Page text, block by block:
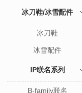
冰刀鞋/冰雪配件
冰刀鞋
冰雪配件
IP联名系列
B-family联名